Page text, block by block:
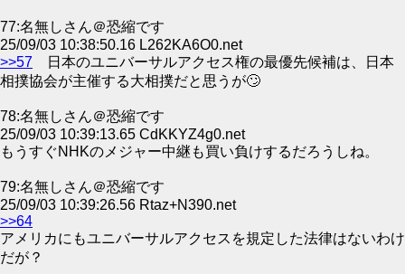
77:名無しさん＠恐縮です
25/09/03 10:38:50.16 L262KA6O0.net
>>57 日本のユニバーサルアクセス権の最優先候補は、日本
相撲協会が主催する大相撲だと思うが🙄
78:名無しさん＠恐縮です
25/09/03 10:39:13.65 CdKKYZ4g0.net
もうすぐNHKのメジャー中継も買い負けするだろうしね。
79:名無しさん＠恐縮です
25/09/03 10:39:26.56 Rtaz+N390.net
>>64
アメリカにもユニバーサルアクセスを規定した法律はないわけ
だが？